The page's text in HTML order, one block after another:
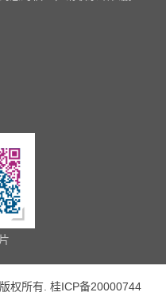
权所有. 桂ICP备20000744